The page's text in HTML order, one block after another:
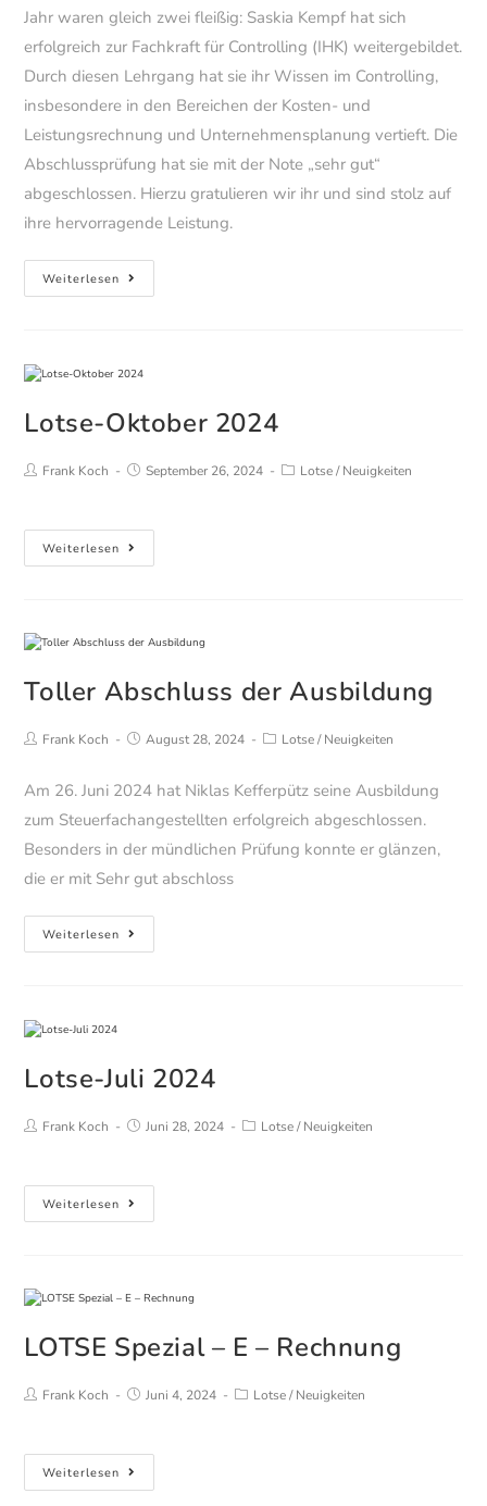
Jahr waren gleich zwei fleißig: Saskia Kempf hat sich
erfolgreich zur Fachkraft für Controlling (IHK) weitergebildet.
Durch diesen Lehrgang hat sie ihr Wissen im Controlling,
insbesondere in den Bereichen der Kosten- und
Leistungsrechnung und Unternehmensplanung vertieft. Die
Abschlussprüfung hat sie mit der Note „sehr gut“
abgeschlossen. Hierzu gratulieren wir ihr und sind stolz auf
ihre hervorragende Leistung.
Weiterlesen
zahlt
Lotse-Oktober 2024
Beitrags-
Frank Koch
Beitrag
September 26, 2024
Beitrags-
Lotse / Neuigkeiten
Weiterlesen
Oktober
Toller Abschluss der Ausbildung
Beitrags-
Frank Koch
Beitrag
August 28, 2024
Beitrags-
Lotse / Neuigkeiten
Am 26. Juni 2024 hat Niklas Kefferpütz seine Ausbildung
zum Steuerfachangestellten erfolgreich abgeschlossen.
Besonders in der mündlichen Prüfung konnte er glänzen,
die er mit Sehr gut abschloss
Weiterlesen
Abschluss
Lotse-Juli 2024
Beitrags-
Frank Koch
Beitrag
Juni 28, 2024
Beitrags-
Lotse / Neuigkeiten
Weiterlesen
Juli
LOTSE Spezial – E – Rechnung
Beitrags-
Frank Koch
Beitrag
Juni 4, 2024
Beitrags-
Lotse / Neuigkeiten
Weiterlesen
Spezial